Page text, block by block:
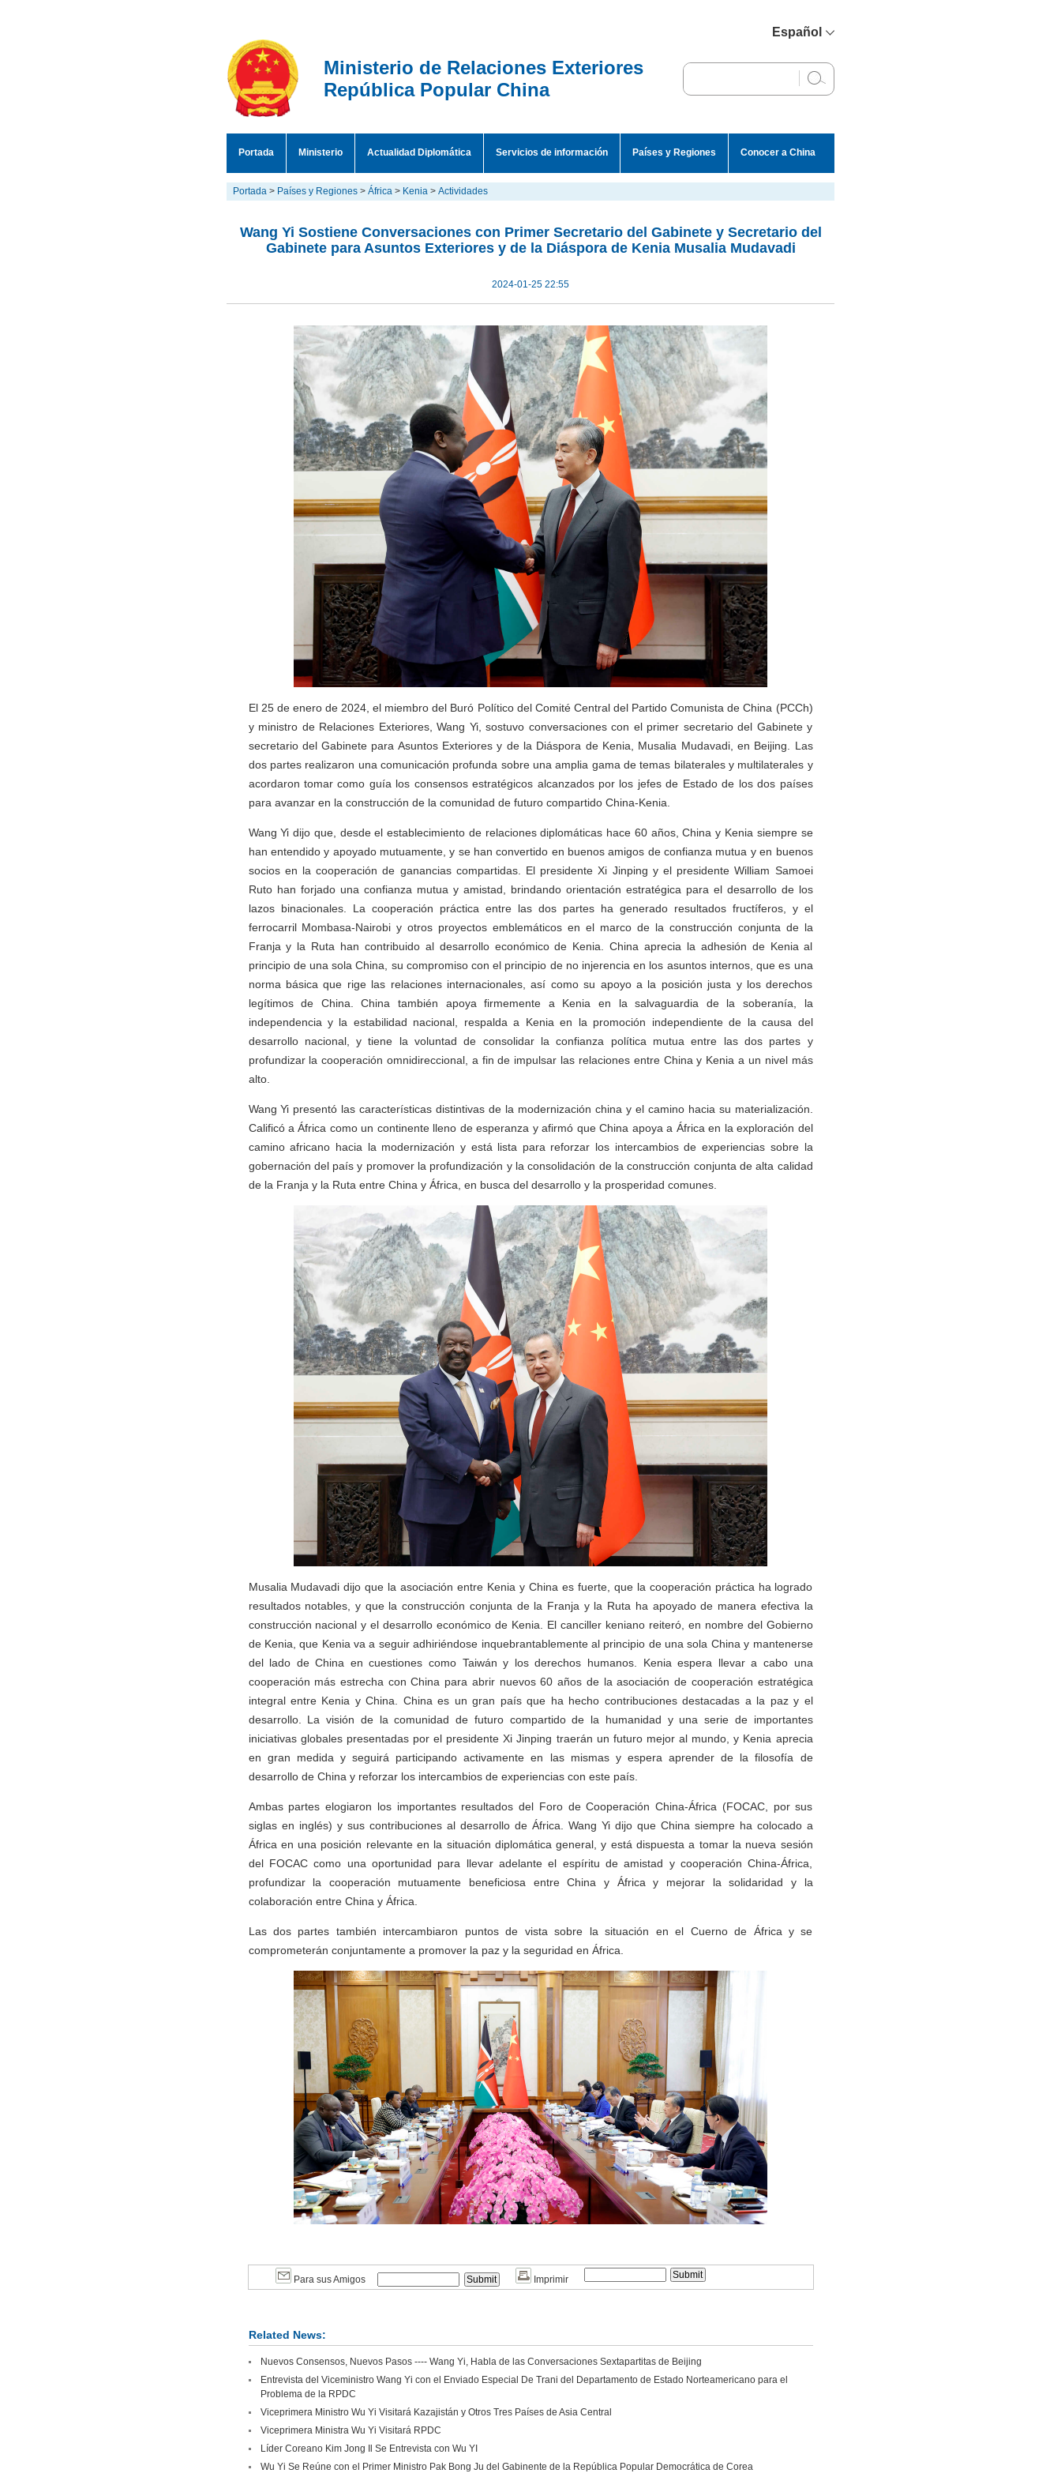
Español
English
Ministerio de Relaciones Exteriores
República Popular China
Portada Ministerio Actualidad Diplomática Servicios de información Países y Regiones Conocer a China
Portada > Países y Regiones > África > Kenia > Actividades
Wang Yi Sostiene Conversaciones con Primer Secretario del Gabinete y Secretario del
Gabinete para Asuntos Exteriores y de la Diáspora de Kenia Musalia Mudavadi
2024-01-25 22:55
El 25 de enero de 2024, el miembro del Buró Político del Comité Central del Partido Comunista de China (PCCh)
y ministro de Relaciones Exteriores, Wang Yi, sostuvo conversaciones con el primer secretario del Gabinete y
secretario del Gabinete para Asuntos Exteriores y de la Diáspora de Kenia, Musalia Mudavadi, en Beijing. Las
dos partes realizaron una comunicación profunda sobre una amplia gama de temas bilaterales y multilaterales y
acordaron tomar como guía los consensos estratégicos alcanzados por los jefes de Estado de los dos países
para avanzar en la construcción de la comunidad de futuro compartido China-Kenia.
Wang Yi dijo que, desde el establecimiento de relaciones diplomáticas hace 60 años, China y Kenia siempre se
han entendido y apoyado mutuamente, y se han convertido en buenos amigos de confianza mutua y en buenos
socios en la cooperación de ganancias compartidas. El presidente Xi Jinping y el presidente William Samoei
Ruto han forjado una confianza mutua y amistad, brindando orientación estratégica para el desarrollo de los
lazos binacionales. La cooperación práctica entre las dos partes ha generado resultados fructíferos, y el
ferrocarril Mombasa-Nairobi y otros proyectos emblemáticos en el marco de la construcción conjunta de la
Franja y la Ruta han contribuido al desarrollo económico de Kenia. China aprecia la adhesión de Kenia al
principio de una sola China, su compromiso con el principio de no injerencia en los asuntos internos, que es una
norma básica que rige las relaciones internacionales, así como su apoyo a la posición justa y los derechos
legítimos de China. China también apoya firmemente a Kenia en la salvaguardia de la soberanía, la
independencia y la estabilidad nacional, respalda a Kenia en la promoción independiente de la causa del
desarrollo nacional, y tiene la voluntad de consolidar la confianza política mutua entre las dos partes y
profundizar la cooperación omnidireccional, a fin de impulsar las relaciones entre China y Kenia a un nivel más
alto.
Wang Yi presentó las características distintivas de la modernización china y el camino hacia su materialización.
Calificó a África como un continente lleno de esperanza y afirmó que China apoya a África en la exploración del
camino africano hacia la modernización y está lista para reforzar los intercambios de experiencias sobre la
gobernación del país y promover la profundización y la consolidación de la construcción conjunta de alta calidad
de la Franja y la Ruta entre China y África, en busca del desarrollo y la prosperidad comunes.
Musalia Mudavadi dijo que la asociación entre Kenia y China es fuerte, que la cooperación práctica ha logrado
resultados notables, y que la construcción conjunta de la Franja y la Ruta ha apoyado de manera efectiva la
construcción nacional y el desarrollo económico de Kenia. El canciller keniano reiteró, en nombre del Gobierno
de Kenia, que Kenia va a seguir adhiriéndose inquebrantablemente al principio de una sola China y mantenerse
del lado de China en cuestiones como Taiwán y los derechos humanos. Kenia espera llevar a cabo una
cooperación más estrecha con China para abrir nuevos 60 años de la asociación de cooperación estratégica
integral entre Kenia y China. China es un gran país que ha hecho contribuciones destacadas a la paz y el
desarrollo. La visión de la comunidad de futuro compartido de la humanidad y una serie de importantes
iniciativas globales presentadas por el presidente Xi Jinping traerán un futuro mejor al mundo, y Kenia aprecia
en gran medida y seguirá participando activamente en las mismas y espera aprender de la filosofía de
desarrollo de China y reforzar los intercambios de experiencias con este país.
Ambas partes elogiaron los importantes resultados del Foro de Cooperación China-África (FOCAC, por sus
siglas en inglés) y sus contribuciones al desarrollo de África. Wang Yi dijo que China siempre ha colocado a
África en una posición relevante en la situación diplomática general, y está dispuesta a tomar la nueva sesión
del FOCAC como una oportunidad para llevar adelante el espíritu de amistad y cooperación China-África,
profundizar la cooperación mutuamente beneficiosa entre China y África y mejorar la solidaridad y la
colaboración entre China y África.
Las dos partes también intercambiaron puntos de vista sobre la situación en el Cuerno de África y se
comprometerán conjuntamente a promover la paz y la seguridad en África.
Para sus Amigos Imprimir
Related News:
Nuevos Consensos, Nuevos Pasos ---- Wang Yi, Habla de las Conversaciones Sextapartitas de Beijing
Entrevista del Viceministro Wang Yi con el Enviado Especial De Trani del Departamento de Estado Norteamericano para el
Problema de la RPDC
Viceprimera Ministro Wu Yi Visitará Kazajistán y Otros Tres Países de Asia Central
Viceprimera Ministra Wu Yi Visitará RPDC
Líder Coreano Kim Jong Il Se Entrevista con Wu YI
Wu Yi Se Reúne con el Primer Ministro Pak Bong Ju del Gabinente de la República Popular Democrática de Corea